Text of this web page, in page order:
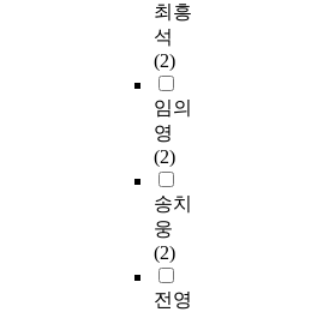
최흥
석
(2)
임의
영
(2)
송치
웅
(2)
전영